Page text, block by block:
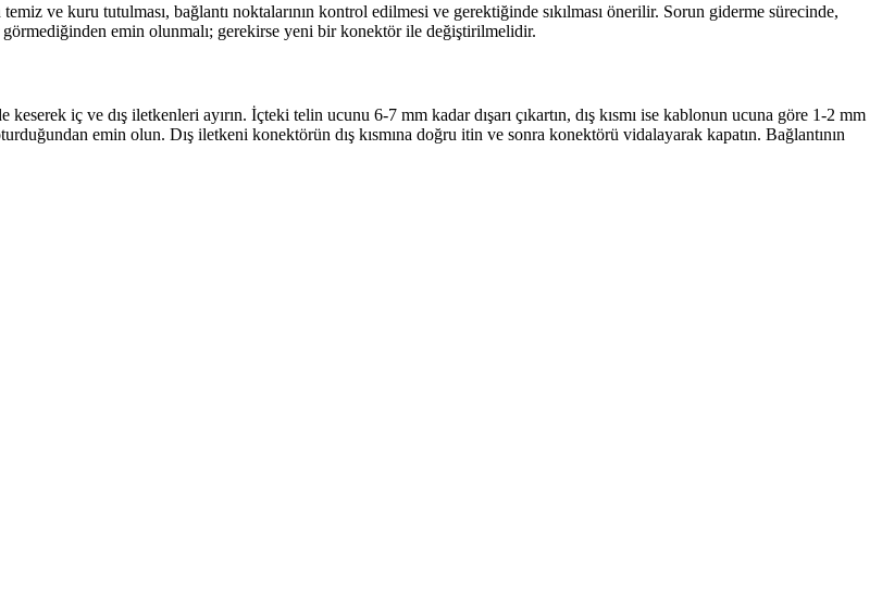
ve kuru tutulması, bağlantı noktalarının kontrol edilmesi ve gerektiğinde sıkılması önerilir. Sorun giderme sürecinde,
emin olunmalı; gerekirse yeni bir konektör ile değiştirilmelidir.
iç ve dış iletkenleri ayırın. İçteki telin ucunu 6-7 mm kadar dışarı çıkartın, dış kısmı ise kablonun ucuna göre 1-2 mm
emin olun. Dış iletkeni konektörün dış kısmına doğru itin ve sonra konektörü vidalayarak kapatın. Bağlantının